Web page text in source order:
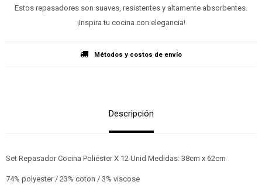
Estos repasadores son suaves, resistentes y altamente absorbentes.
¡Inspira tu cocina con elegancia!
Métodos y costos de envío
Descripción
Set Repasador Cocina Poliéster X 12 Unid Medidas: 38cm x 62cm
74% polyester / 23% coton / 3% viscose